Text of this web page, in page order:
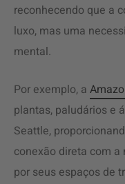
reconhecendo que a
luxo, mas uma
mental.
Por exemplo, a
plantas, paludários e
Seattle,
conexão direta com a
por seus espaços de